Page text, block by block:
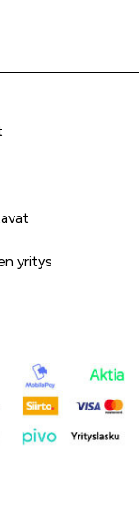
yritys